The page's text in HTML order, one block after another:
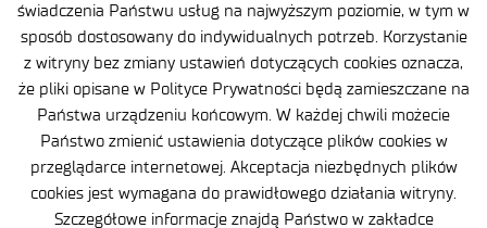
świadczenia Państwu usług na najwyższym poziomie, w tym w
sposób dostosowany do indywidualnych potrzeb. Korzystanie
z witryny bez zmiany ustawień dotyczących cookies oznacza,
że pliki opisane w Polityce Prywatności będą zamieszczane na
Państwa urządzeniu końcowym. W każdej chwili możecie
Państwo zmienić ustawienia dotyczące plików cookies w
przeglądarce internetowej. Akceptacja niezbędnych plików
cookies jest wymagana do prawidłowego działania witryny.
Szczegółowe informacje znajdą Państwo w zakładce
Polityka Prywatności
Ważne informacje
Zamówienia publiczne
Wynajem powierzchni